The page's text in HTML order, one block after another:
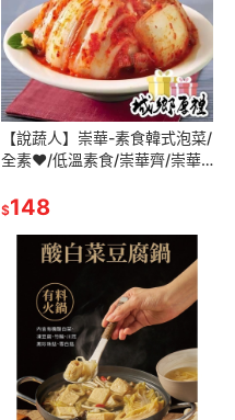
【說蔬人】崇華-素食韓式泡菜/
全素❤️/低溫素食/崇華齊/崇華/
食泡菜/韓國泡菜
$148